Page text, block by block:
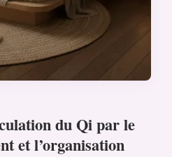
du Qi par le
et l’organisation